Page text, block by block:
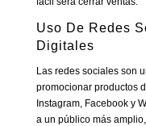
Uso De Redes
Digitales
Las redes sociales son
promocionar productos
Instagram, Facebook y
a un público más